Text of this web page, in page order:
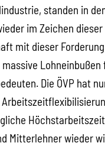
standen in
im Zeichen dieser
mit dieser
Lohneinbußen
Die ÖVP hat
Mitterlehner wieder